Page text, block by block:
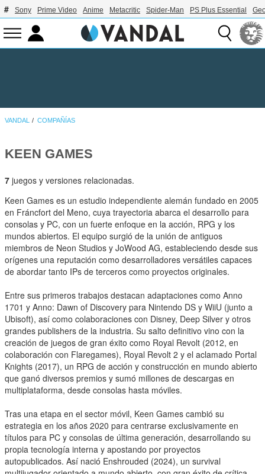
Sony Prime Video Anime Metacritic Spider-Man PS Plus Essential
VANDAL COMPAÑÍAS
KEEN GAMES
7 juegos y versiones relacionadas.
Keen Games es un estudio independiente alemán fundado en 2005
en Fráncfort del Meno, cuya trayectoria abarca el desarrollo para
consolas y PC, con un fuerte enfoque en la acción, RPG y los
mundos abiertos. El equipo surgió de la unión de antiguos
miembros de Neon Studios y JoWood AG, estableciendo desde sus
orígenes una reputación como desarrolladores versátiles capaces
de abordar tanto IPs de terceros como proyectos originales.
Entre sus primeros trabajos destacan adaptaciones como Anno
1701 y Anno: Dawn of Discovery para Nintendo DS y WiiU (junto a
Ubisoft), así como colaboraciones con Disney, Deep Silver y otros
grandes publishers de la industria. Su salto definitivo vino con la
creación de juegos de gran éxito como Royal Revolt (2012, en
colaboración con Flaregames), Royal Revolt 2 y el aclamado Portal
Knights (2017), un RPG de acción y construcción en mundo abierto
que ganó diversos premios y sumó millones de descargas en
multiplataforma, desde consolas hasta móviles.
Tras una etapa en el sector móvil, Keen Games cambió su
estrategia en los años 2020 para centrarse exclusivamente en
títulos para PC y consolas de última generación, desarrollando su
propia tecnología interna y apostando por proyectos
autopublicados. Así nació Enshrouded (2024), un survival